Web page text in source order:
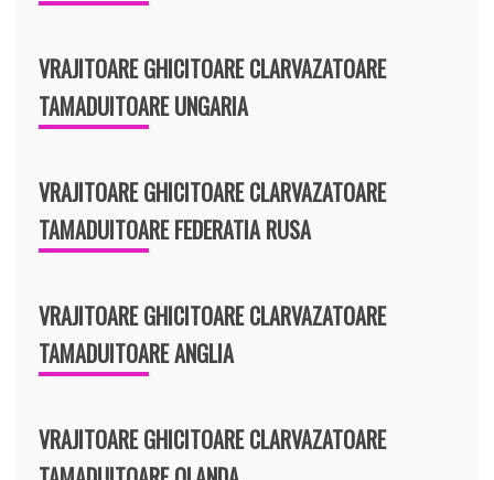
VRAJITOARE GHICITOARE CLARVAZATOARE
TAMADUITOARE UNGARIA
VRAJITOARE GHICITOARE CLARVAZATOARE
TAMADUITOARE FEDERATIA RUSA
VRAJITOARE GHICITOARE CLARVAZATOARE
TAMADUITOARE ANGLIA
VRAJITOARE GHICITOARE CLARVAZATOARE